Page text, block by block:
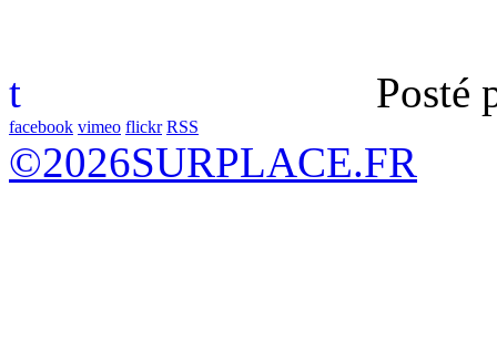
t Posté
facebook vimeo flickr RSS
©2026SURPLACE.FR